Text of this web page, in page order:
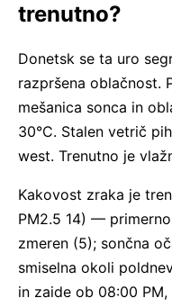
trenutno?
Donetsk se ta uro
razpršena oblačnost.
mešanica sonca in
30°C. Stalen vetrič
west. Trenutno je
Kakovost zraka je
PM2.5 14) —
zmeren (5); sončna
smiselna okoli
in zaide ob 08:00